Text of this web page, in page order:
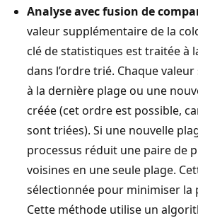
Analyse avec fusion de
valeur supplémentaire de la
clé de statistiques est traitée à
dans l’ordre trié. Chaque
à la dernière plage ou une
créée (cet ordre est possible,
sont triées). Si une nouvelle
processus réduit une paire de
voisines en une seule plage.
sélectionnée pour minimiser la
Cette méthode utilise un